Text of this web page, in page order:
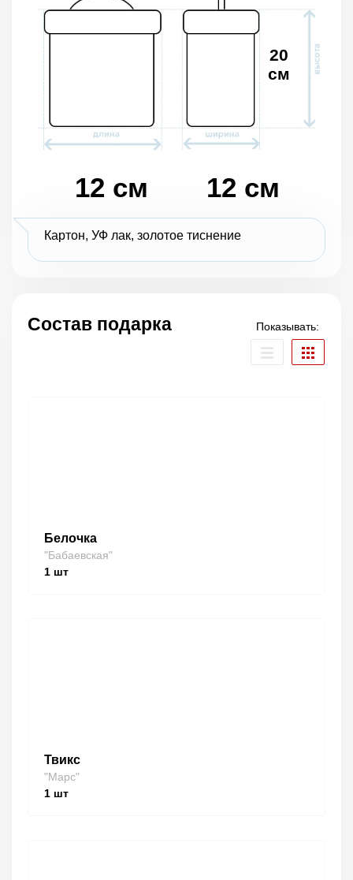
12 см 12 см
20
см
Картон, УФ лак, золотое тиснение
Состав подарка Показывать:
Белочка
"Бабаевская"
1 шт
Твикс
"Марс"
1 шт